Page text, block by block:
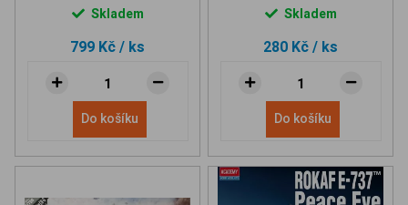
Skladem
799 Kč / ks
Do košíku
Skladem
280 Kč / ks
Do košíku